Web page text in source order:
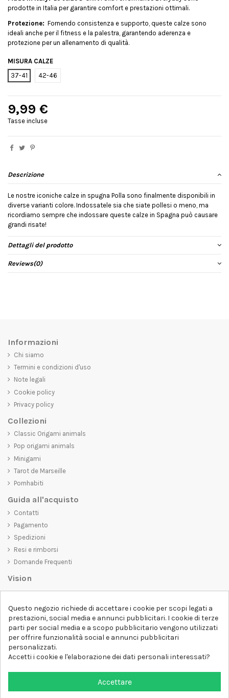
prodotte in Italia per garantire comfort e prestazioni ottimali.
Protezione: Fornendo consistenza e supporto, queste calze sono
ideali anche per il fitness e la palestra, garantendo aderenza e
protezione per un allenamento di qualità.
MISURA CALZE
37-41
42-46
9,99 €
Tasse incluse
Descrizione
Le nostre iconiche calze in spugna Polla sono finalmente disponibili in
diverse varianti colore. Indossatele sia che siate pollesi o meno, ma
ricordiamo sempre che indossare queste calze in Spagna può causare
grandi risate!
Dettagli del prodotto
Reviews(0)
Informazioni
Chi siamo
Termini e condizioni d'uso
Note legali
Cookie policy
Privacy policy
Collezioni
Classic Origami animals
Pop origami animals
Minigami
Tarot de Marseille
Pornhabiti
Guida all'acquisto
Contatti
Pagamento
Spedizioni
Resi e rimborsi
Domande Frequenti
Vision
belli da vedere, ma che trasmettano anche un messaggio importante.
Che siate alla ricerca di una t-shirt unica e di tendenza, di una felpa
comoda e accogliente o di un accessorio esclusivo,D-SHIRTha
qualcosa per tutti.
Follow us
Questo negozio richiede di accettare i cookie per scopi legati a
prestazioni, social media e annunci pubblicitari. I cookie di terze
parti per social media e a scopo pubblicitario vengono utilizzati
per offrire funzionalità social e annunci pubblicitari
personalizzati.
Accetti i cookie e l'elaborazione dei dati personali interessati?
Accettare